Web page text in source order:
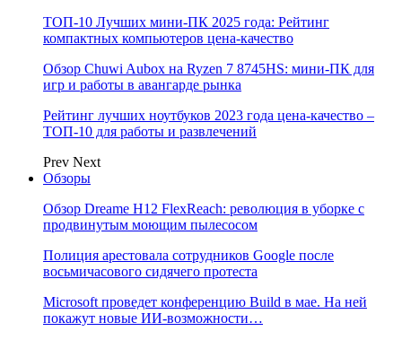
ТОП-10 Лучших мини-ПК 2025 года: Рейтинг
компактных компьютеров цена-качество
Обзор Chuwi Aubox на Ryzen 7 8745HS: мини-ПК для
игр и работы в авангарде рынка
Рейтинг лучших ноутбуков 2023 года цена-качество –
ТОП-10 для работы и развлечений
Prev Next
Обзоры
Обзор Dreame H12 FlexReach: революция в уборке с
продвинутым моющим пылесосом
Полиция арестовала сотрудников Google после
восьмичасового сидячего протеста
Microsoft проведет конференцию Build в мае. На ней
покажут новые ИИ-возможности…